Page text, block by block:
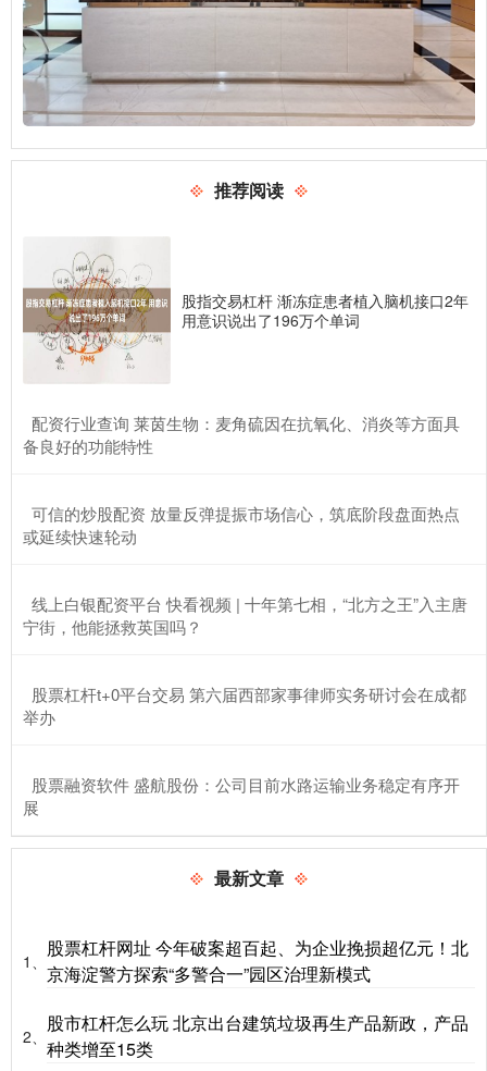
推荐阅读
股指交易杠杆 渐冻症患者植入脑机接口2年
用意识说出了196万个单词
​配资行业查询 莱茵生物：麦角硫因在抗氧化、消炎等方面具
备良好的功能特性
​可信的炒股配资 放量反弹提振市场信心，筑底阶段盘面热点
或延续快速轮动
​线上白银配资平台 快看视频 | 十年第七相，“北方之王”入主唐
宁街，他能拯救英国吗？
​股票杠杆t+0平台交易 第六届西部家事律师实务研讨会在成都
举办
​股票融资软件 盛航股份：公司目前水路运输业务稳定有序开
展
最新文章
1、
股票杠杆网址 今年破案超百起、为企业挽损超亿元！北
京海淀警方探索“多警合一”园区治理新模式
2、
股市杠杆怎么玩 北京出台建筑垃圾再生产品新政，产品
种类增至15类